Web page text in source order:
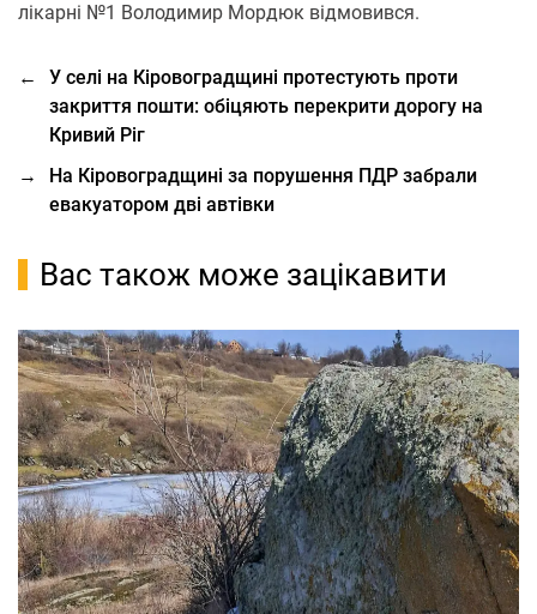
лікарні №1 Володимир Мордюк відмовився.
←
У селі на Кіровоградщині протестують проти
закриття пошти: обіцяють перекрити дорогу на
Кривий Ріг
→
На Кіровоградщині за порушення ПДР забрали
евакуатором дві автівки
Вас також може зацікавити